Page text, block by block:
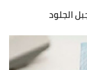
الجلود